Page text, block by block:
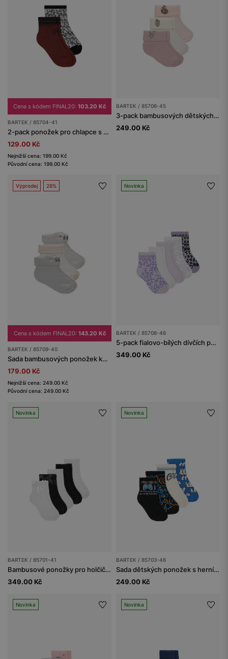
Cena s kódem FINAL20: 103.20 Kč
BARTEK / 85704-41
2-pack ponožek pro chlapce s pavoučím motivem BARTEK 85704-41
129.00 Kč
Nejnižší cena: 199.00 Kč
Původní cena: 199.00 Kč
BARTEK / 85706-45
3-pack bambusových dětských ponožek BARTEK s podzimním vzorem
249.00 Kč
Výprodej 28%
Cena s kódem FINAL20: 143.20 Kč
BARTEK / 85709-40
Sada bambusových ponožek koala BARTEK 3-pack
179.00 Kč
Nejnižší cena: 249.00 Kč
Původní cena: 249.00 Kč
Novinka
BARTEK / 85708-46
5-pack fialovo-bílých dívčích ponožek s leopardím vzorem BARTEK 85708-46
349.00 Kč
Novinka
BARTEK / 85701-41
Bambusové ponožky pro holčičky s mašličkami a jemnými ozdobami - balení 5 kusů
349.00 Kč
Novinka
BARTEK / 85703-46
Sada dětských ponožek s herním motivem – balení 4 kusů
249.00 Kč
Novinka Novinka